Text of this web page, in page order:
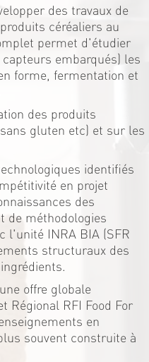
des travaux de
céréaliers au
permet d'étudier
embarqués) les
forme, fermentation et
des produits
gluten etc) et sur les
identifiés
en projet
des
de méthodologies
l'unité INRA BIA (SFR
structuraux des
offre globale
Régional RFI Food For
en
souvent construite à